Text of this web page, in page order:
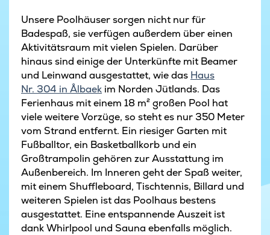
Unsere Poolhäuser sorgen nicht nur für
Badespaß, sie verfügen außerdem über einen
Aktivitätsraum mit vielen Spielen. Darüber
hinaus sind einige der Unterkünfte mit Beamer
und Leinwand ausgestattet, wie das Haus
Nr. 304 in Ålbaek im Norden Jütlands. Das
Ferienhaus mit einem 18 m² großen Pool hat
viele weitere Vorzüge, so steht es nur 350 Meter
vom Strand entfernt. Ein riesiger Garten mit
Fußballtor, ein Basketballkorb und ein
Großtrampolin gehören zur Ausstattung im
Außenbereich. Im Inneren geht der Spaß weiter,
mit einem Shuffleboard, Tischtennis, Billard und
weiteren Spielen ist das Poolhaus bestens
ausgestattet. Eine entspannende Auszeit ist
dank Whirlpool und Sauna ebenfalls möglich.